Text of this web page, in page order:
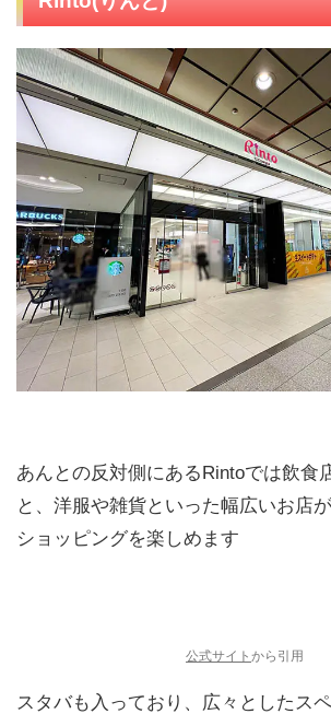
あんとの反対側にあるRintoでは飲食
と、洋服や雑貨といった幅広いお店
ショッピングを楽しめます
公式サイト から引用
スタバも入っており、広々としたス